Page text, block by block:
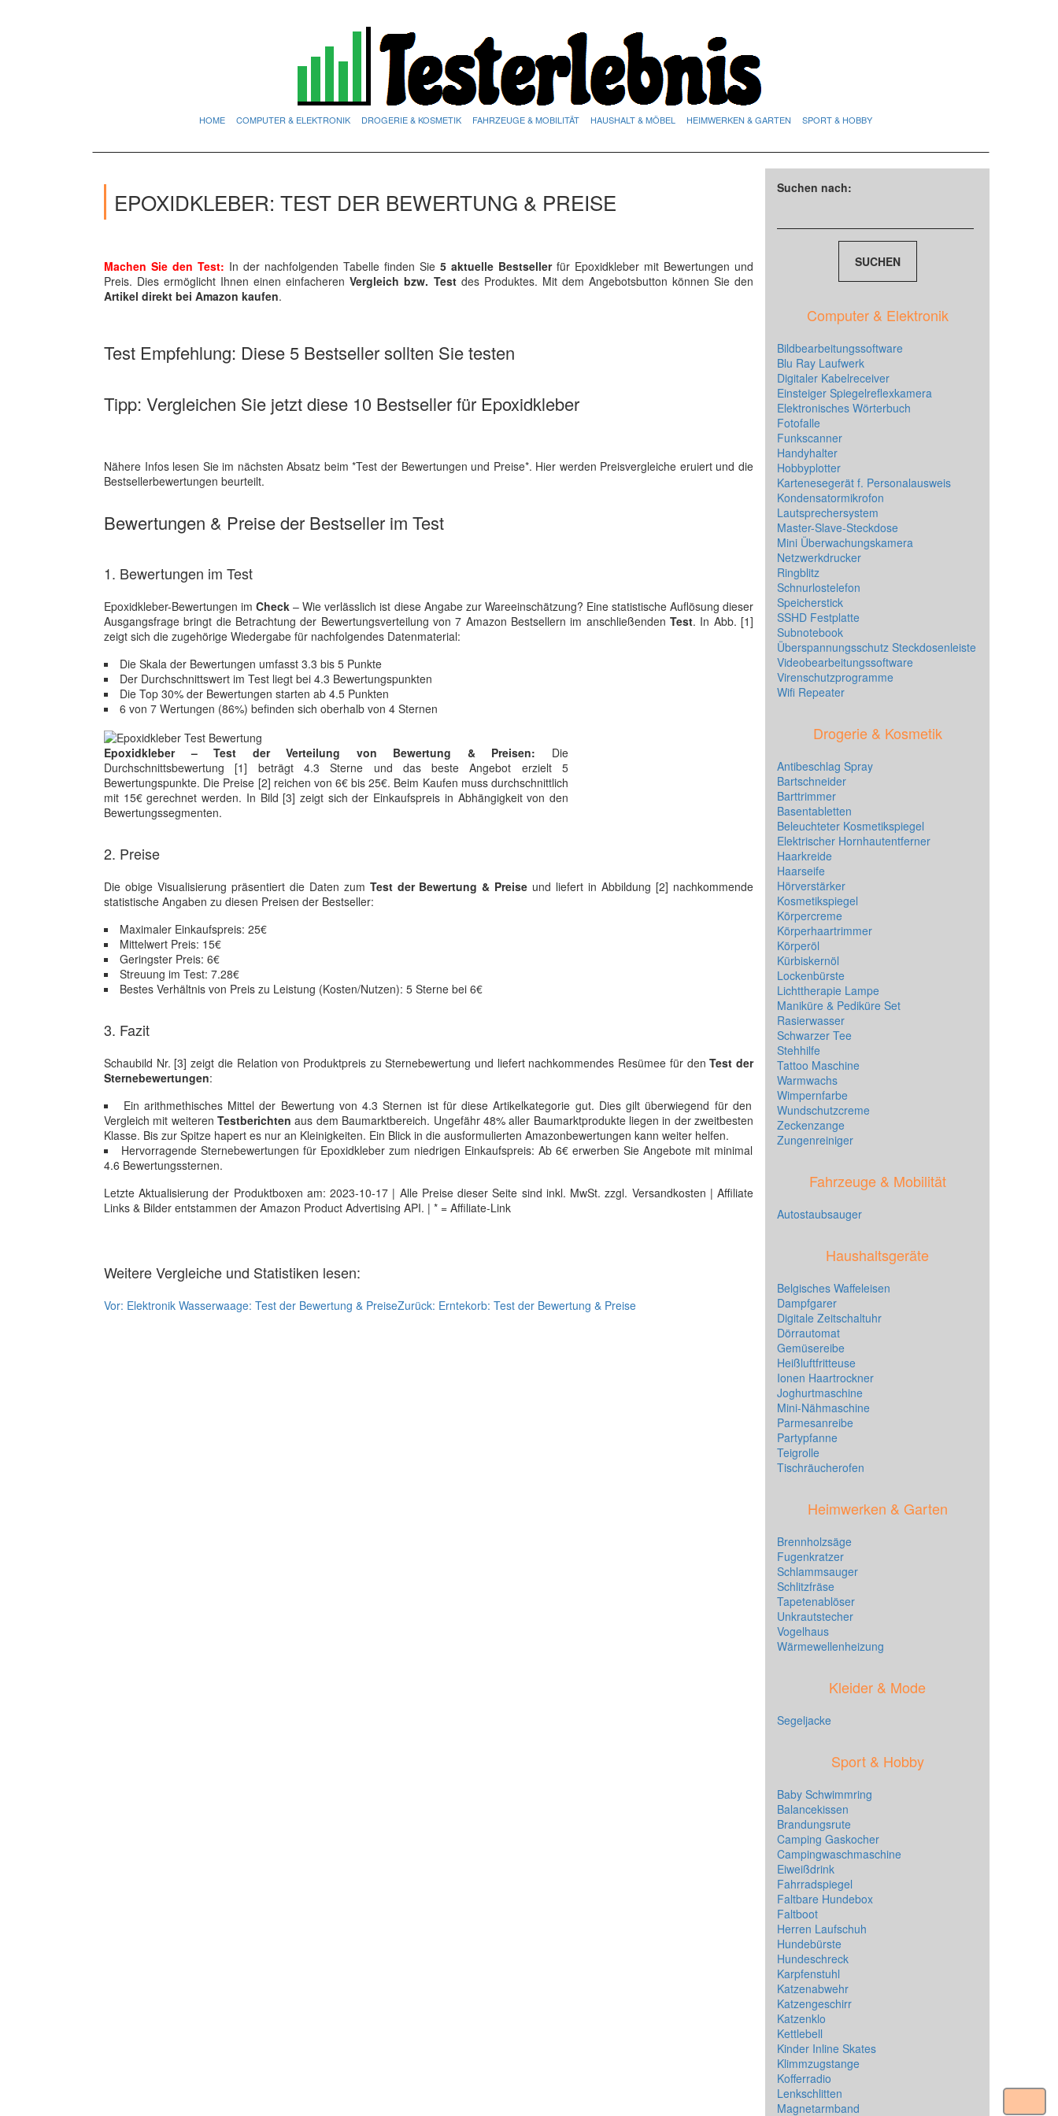
HOME COMPUTER & ELEKTRONIK DROGERIE & KOSMETIK FAHRZEUGE & MOBILITÄT HAUSHALT & MÖBEL HEIMWERKEN & GARTEN SPORT & HOBBY
EPOXIDKLEBER: TEST DER BEWERTUNG & PREISE
Machen Sie den Test: In der nachfolgenden Tabelle finden Sie 5 aktuelle Bestsellerfür Epoxidkleber mit Bewertungen und
Preis. Dies ermöglicht Ihnen einen einfacherenVergleich bzw. Testdes Produktes. Mit dem Angebotsbutton können Sie den
Artikel direkt bei Amazon kaufen.
Test Empfehlung: Diese 5 Bestseller sollten Sie testen
Tipp: Vergleichen Sie jetzt diese 10 Bestseller für Epoxidkleber
Nähere Infos lesen Sie im nächsten Absatz beim *Test der Bewertungen und Preise*. Hier werden Preisvergleiche eruiert und die
Bestsellerbewertungen beurteilt.
Bewertungen & Preise der Bestseller im Test
1. Bewertungen im Test
Epoxidkleber-Bewertungen imCheck – Wie verlässlich ist diese Angabe zur Wareeinschätzung? Eine statistische Auflösung dieser
Ausgangsfrage bringt die Betrachtung der Bewertungsverteilung von 7 Amazon Bestsellern im anschließenden Test. In Abb. [1]
zeigt sich die zugehörige Wiedergabe für nachfolgendes Datenmaterial:
Die Skala der Bewertungen umfasst 3.3 bis 5 Punkte
Der Durchschnittswert im Test liegt bei 4.3 Bewertungspunkten
Die Top 30% der Bewertungen starten ab 4.5 Punkten
6 von 7 Wertungen (86%) befinden sich oberhalb von 4 Sternen
Epoxidkleber – Test der Verteilung von Bewertung & Preisen: Die
Durchschnittsbewertung [1] beträgt 4.3 Sterne und das beste Angebot erzielt 5
Bewertungspunkte. Die Preise [2] reichen von 6€ bis 25€. Beim Kaufen muss durchschnittlich
mit 15€ gerechnet werden. In Bild [3] zeigt sich der Einkaufspreis in Abhängigkeit von den
Bewertungssegmenten.
2. Preise
Die obige Visualisierung präsentiert die Daten zum Test der Bewertung & Preise und liefert in Abbildung [2] nachkommende
statistische Angaben zu diesen Preisen der Bestseller:
Maximaler Einkaufspreis: 25€
Mittelwert Preis: 15€
Geringster Preis: 6€
Streuung im Test: 7.28€
Bestes Verhältnis von Preis zu Leistung (Kosten/Nutzen): 5 Sterne bei 6€
3. Fazit
Schaubild Nr. [3] zeigt die Relation von Produktpreis zu Sternebewertung und liefert nachkommendes Resümee für denTest der
Sternebewertungen:
Ein arithmethisches Mittel der Bewertung von 4.3 Sternen ist für diese Artikelkategorie gut. Dies gilt überwiegend für den
Vergleich mit weiterenTestberichten aus dem Baumarktbereich. Ungefähr 48% aller Baumarktprodukte liegen in der zweitbesten
Klasse. Bis zur Spitze hapert es nur an Kleinigkeiten. Ein Blick in die ausformulierten Amazonbewertungen kann weiter helfen.
Hervorragende Sternebewertungen für Epoxidkleber zum niedrigen Einkaufspreis: Ab 6€ erwerben Sie Angebote mit minimal
4.6 Bewertungssternen.
Letzte Aktualisierung der Produktboxen am: 2023-10-17 | Alle Preise dieser Seite sind inkl. MwSt. zzgl. Versandkosten | Affiliate
Links & Bilder entstammen der Amazon Product Advertising API. | * = Affiliate-Link
Weitere Vergleiche und Statistiken lesen:
Vor: Elektronik Wasserwaage: Test der Bewertung & PreiseZurück: Erntekorb: Test der Bewertung & Preise
Suchen nach:
Computer & Elektronik
Bildbearbeitungssoftware
Blu Ray Laufwerk
Digitaler Kabelreceiver
Einsteiger Spiegelreflexkamera
Elektronisches Wörterbuch
Fotofalle
Funkscanner
Handyhalter
Hobbyplotter
Kartenesegerät f. Personalausweis
Kondensatormikrofon
Lautsprechersystem
Master-Slave-Steckdose
Mini Überwachungskamera
Netzwerkdrucker
Ringblitz
Schnurlostelefon
Speicherstick
SSHD Festplatte
Subnotebook
Überspannungsschutz Steckdosenleiste
Videobearbeitungssoftware
Virenschutzprogramme
Wifi Repeater
Drogerie & Kosmetik
Antibeschlag Spray
Bartschneider
Barttrimmer
Basentabletten
Beleuchteter Kosmetikspiegel
Elektrischer Hornhautentferner
Haarkreide
Haarseife
Hörverstärker
Kosmetikspiegel
Körpercreme
Körperhaartrimmer
Körperöl
Kürbiskernöl
Lockenbürste
Lichttherapie Lampe
Maniküre & Pediküre Set
Rasierwasser
Schwarzer Tee
Stehhilfe
Tattoo Maschine
Warmwachs
Wimpernfarbe
Wundschutzcreme
Zeckenzange
Zungenreiniger
Fahrzeuge & Mobilität
Autostaubsauger
Haushaltsgeräte
Belgisches Waffeleisen
Dampfgarer
Digitale Zeitschaltuhr
Dörrautomat
Gemüsereibe
Heißluftfritteuse
Ionen Haartrockner
Joghurtmaschine
Mini-Nähmaschine
Parmesanreibe
Partypfanne
Teigrolle
Tischräucherofen
Heimwerken & Garten
Brennholzsäge
Fugenkratzer
Schlammsauger
Schlitzfräse
Tapetenablöser
Unkrautstecher
Vogelhaus
Wärmewellenheizung
Kleider & Mode
Segeljacke
Sport & Hobby
Baby Schwimmring
Balancekissen
Brandungsrute
Camping Gaskocher
Campingwaschmaschine
Eiweißdrink
Fahrradspiegel
Faltbare Hundebox
Faltboot
Herren Laufschuh
Hundebürste
Hundeschreck
Karpfenstuhl
Katzenabwehr
Katzengeschirr
Katzenklo
Kettlebell
Kinder Inline Skates
Klimmzugstange
Kofferradio
Lenkschlitten
Magnetarmband